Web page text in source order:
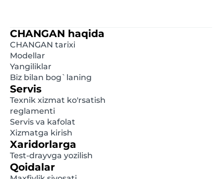
rasmiy diler bilan bog'laning. Ushbu saytda e'lon
qilingan ma'lumotlar oldindan xabardor
qilinmasdan istalgan damda o'zgartirilishi mumkin.
CHANGAN haqida
CHANGAN tarixi
Modellar
Yangiliklar
Biz bilan bog`laning
Servis
Texnik xizmat ko'rsatish
reglamenti
Servis va kafolat
Xizmatga kirish
Xaridorlarga
Test-drayvga yozilish
Qoidalar